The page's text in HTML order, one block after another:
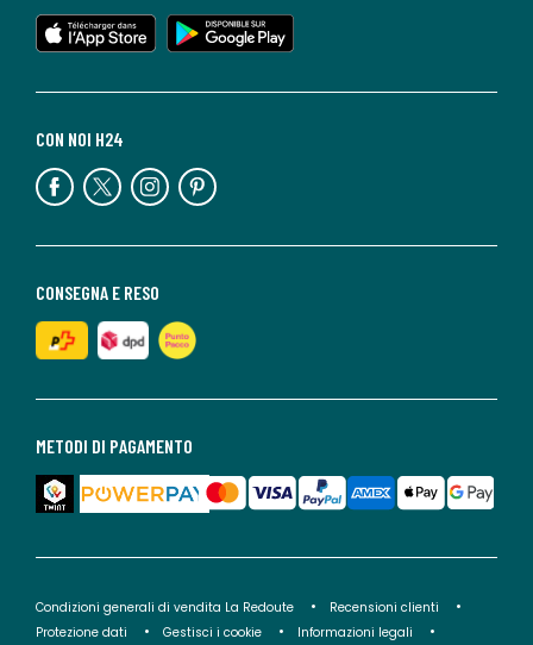
METODI DI PAGAMENTO
CONSEGNA E RESO
CON NOI H24
Condizioni generali di vendita La Redoute
Recensioni clienti
Protezione dati
Gestisci i cookie Informazioni legali